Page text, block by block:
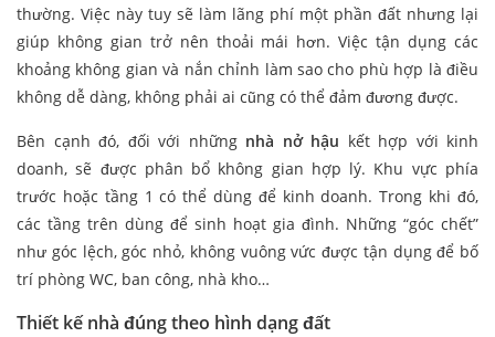
thường. Việc này tuy sẽ làm lãng phí một phần đất nhưng lại
giúp không gian trở nên thoải mái hơn. Việc tận dụng các
khoảng không gian và nắn chỉnh làm sao cho phù hợp là điều
không dễ dàng, không phải ai cũng có thể đảm đương được.
Bên cạnh đó, đối với những nhà nở hậu kết hợp với kinh
doanh, sẽ được phân bổ không gian hợp lý. Khu vực phía
trước hoặc tầng 1 có thể dùng để kinh doanh. Trong khi đó,
các tầng trên dùng để sinh hoạt gia đình. Những “góc chết”
như góc lệch, góc nhỏ, không vuông vức được tận dụng để bố
trí phòng WC, ban công, nhà kho…
Thiết kế nhà đúng theo hình dạng đất